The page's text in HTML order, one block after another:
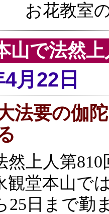
お花教室
山で法然
月22日
法要の伽
然上人第810
観堂本山で
25日まで勤